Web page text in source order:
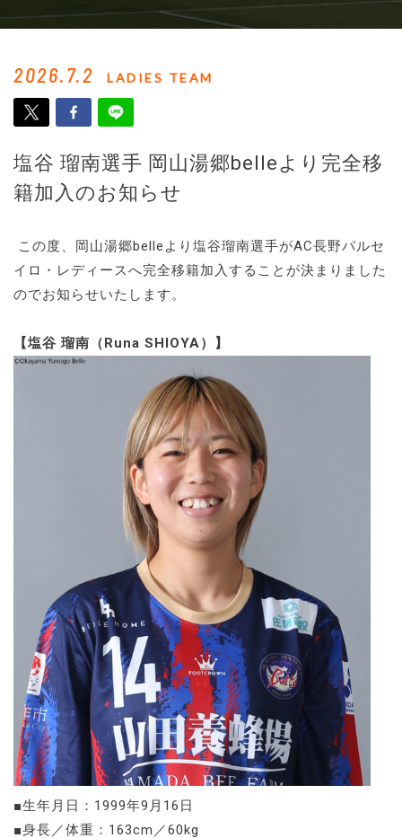
2026.7.2 LADIES TEAM
塩谷 瑠南選手 岡山湯郷belleより完全移
籍加入のお知らせ
この度、岡山湯郷belleより塩谷瑠南選手がAC長野パルセ
イロ・レディースへ完全移籍加入することが決まりました
のでお知らせいたします。
【塩谷 瑠南（Runa SHIOYA）】
■生年月日：1999年9月16日
■身長／体重：163cm／60kg